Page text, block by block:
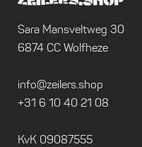
Sara Mansveltweg 30
6874 CC Wolfheze
info@zeilers.shop
+31 6 10 40 21 08
KvK 09087555